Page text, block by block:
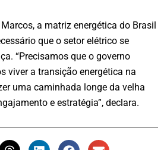
a matriz energética do Brasil
que o setor elétrico se
“Precisamos que o governo
viver a transição energética na
uma caminhada longe da velha
e estratégia”, declara.